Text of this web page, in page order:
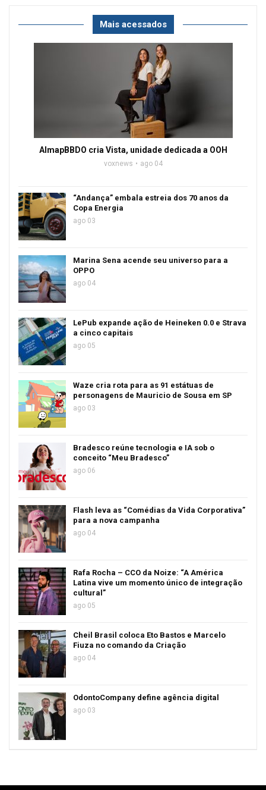
Mais acessados
AlmapBBDO cria Vista, unidade dedicada a OOH
voxnews ago 04
“Andança” embala estreia dos 70 anos da
Copa Energia
ago 03
Marina Sena acende seu universo para a
OPPO
ago 04
LePub expande ação de Heineken 0.0 e Strava
a cinco capitais
ago 05
Waze cria rota para as 91 estátuas de
personagens de Mauricio de Sousa em SP
ago 03
Bradesco reúne tecnologia e IA sob o
conceito “Meu Bradesco”
ago 06
Flash leva as “Comédias da Vida Corporativa”
para a nova campanha
ago 04
Rafa Rocha – CCO da Noize: “A América
Latina vive um momento único de integração
cultural”
ago 05
Cheil Brasil coloca Eto Bastos e Marcelo
Fiuza no comando da Criação
ago 04
OdontoCompany define agência digital
ago 03